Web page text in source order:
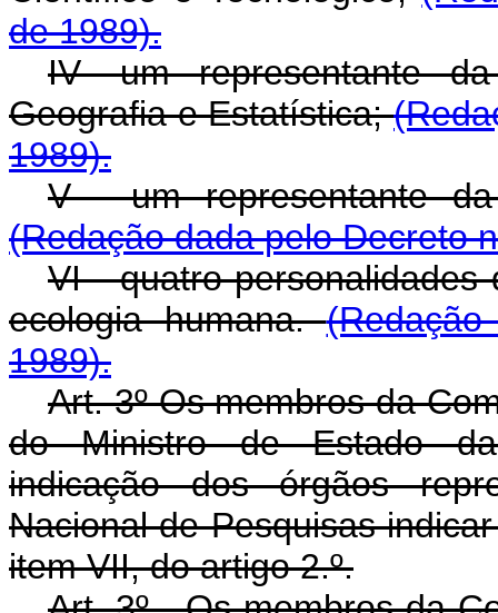
de 1989).
IV- um representante
Geografia e Estatística;
1989).
V - um representante
(Redação dada pelo Decreto
VI - quatro
ecologia humana.
1989).
Art. 3º Os membros da
do Ministro de Estado
indicação dos órgãos
Nacional de Pesquisas
item VII, do artigo 2.º.